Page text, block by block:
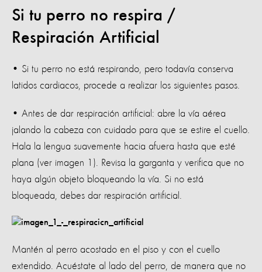
Si tu perro no respira /
Respiración Artificial
• Si tu perro no está respirando, pero todavía conserva
latidos cardiacos, procede a realizar los siguientes pasos.
• Antes de dar respiración artificial: abre la vía aérea
jalando la cabeza con cuidado para que se estire el cuello.
Hala la lengua suavemente hacia afuera hasta que esté
plana (ver imagen 1). Revisa la garganta y verifica que no
haya algún objeto bloqueando la vía. Si no está
bloqueada, debes dar respiración artificial.
Mantén al perro acostado en el piso y con el cuello
extendido. Acuéstate al lado del perro, de manera que no